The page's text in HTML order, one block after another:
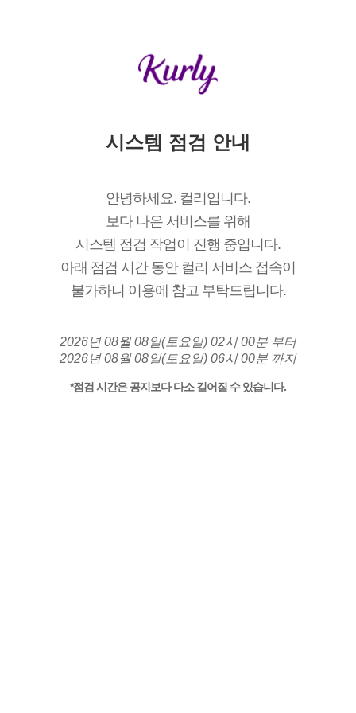
시스템 점검 안내
안녕하세요. 컬리입니다.
보다 나은 서비스를 위해
시스템 점검 작업이 진행 중입니다.
아래 점검 시간 동안 컬리 서비스 접속이
불가하니 이용에 참고 부탁드립니다.
2026년 08월 08일(토요일) 02시 00분 부터
2026년 08월 08일(토요일) 06시 00분 까지
*점검 시간은 공지보다 다소 길어질 수 있습니다.